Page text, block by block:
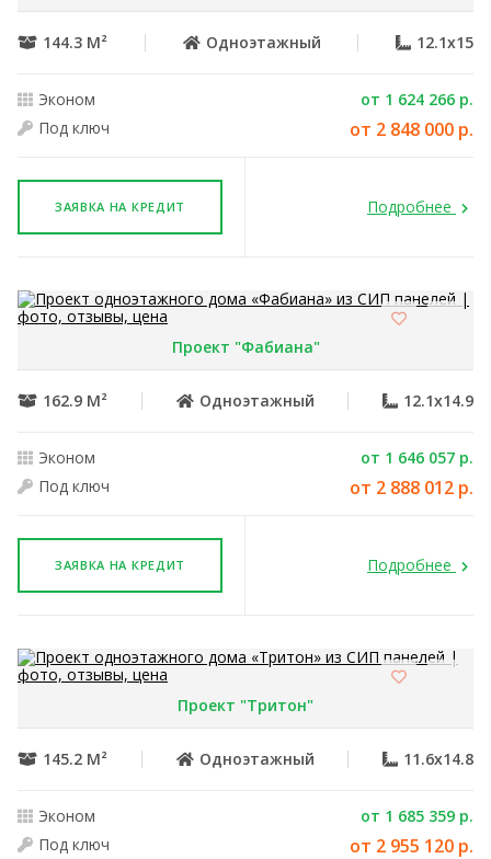
144.3 М² Одноэтажный 12.1x15
Эконом
от 1 624 266 р.
Под ключ
от 2 848 000 р.
ЗАЯВКА НА КРЕДИТ Подробнее
Проект "Фабиана"
162.9 М² Одноэтажный 12.1x14.9
Эконом
от 1 646 057 р.
Под ключ
от 2 888 012 р.
ЗАЯВКА НА КРЕДИТ Подробнее
Проект "Тритон"
145.2 М² Одноэтажный 11.6x14.8
Эконом
от 1 685 359 р.
Под ключ
от 2 955 120 р.